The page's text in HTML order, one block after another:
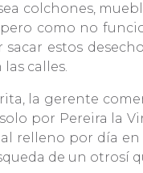
colchones,
como no
estos
las calles.
la gerente
por Pereira la
relleno por día
de un otrosí